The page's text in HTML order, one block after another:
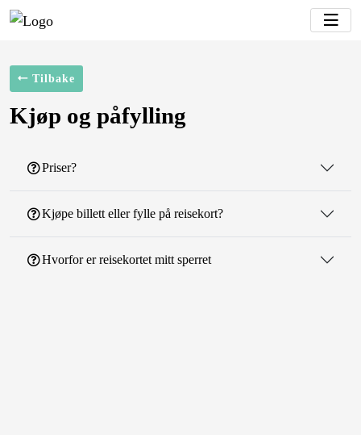
Tilbake
Kjøp og påfylling
Priser?
Kjøpe billett eller fylle på reisekort?
Hvorfor er reisekortet mitt sperret